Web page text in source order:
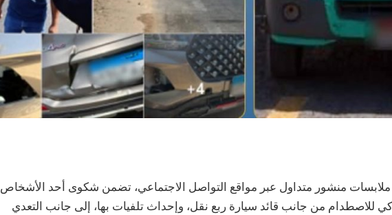
ملابسات منشور متداول عبر مواقع التواصل الاجتماعي، تضمن شكوى أحد الأشخاص
للاصطدام من جانب قائد سيارة ربع نقل، وإحداث تلفيات بها، إلى جانب التعدي